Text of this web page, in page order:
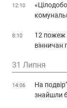
12:10
8:10
12 пожеж
вінничан
31 Липня
14:06
На
знайшли